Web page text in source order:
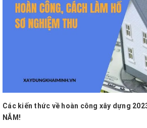
Các kiến thức về hoàn công xây dựng
NẮM!